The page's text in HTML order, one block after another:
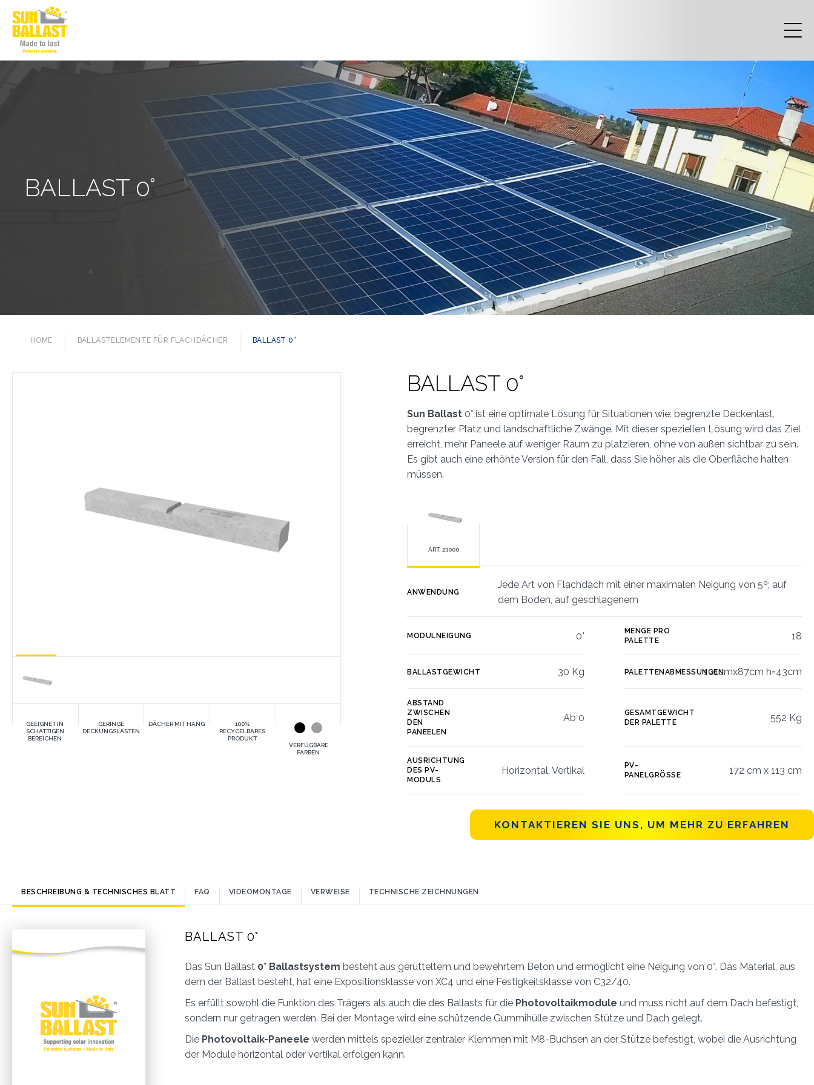
BALLAST 0°
HOME BALLASTELEMENTE FÜR FLACHDÄCHER BALLAST 0°
GEEIGNET IN
SCHATTIGEN
BEREICHEN
GERINGE
DECKUNGSLASTEN
DÄCHER MIT HANG
100%
RECYCELBARES
PRODUKT
VERFÜGBARE
FARBEN
BALLAST 0°
Sun Ballast 0° ist eine optimale Lösung für Situationen wie: begrenzte Deckenlast,
begrenzter Platz und landschaftliche Zwänge. Mit dieser speziellen Lösung wird das Ziel
erreicht, mehr Paneele auf weniger Raum zu platzieren, ohne von außen sichtbar zu sein.
Es gibt auch eine erhöhte Version für den Fall, dass Sie höher als die Oberfläche halten
müssen.
ART. 23000
ANWENDUNG
Jede Art von Flachdach mit einer maximalen Neigung von 5º; auf
dem Boden, auf geschlagenem
MODULNEIGUNG 0°
MENGE PRO
PALETTE
18
BALLASTGEWICHT 30 Kg PALETTENABMESSUNGEN101cmx87cm h=43cm
ABSTAND
ZWISCHEN
DEN
PANEELEN
Ab 0
GESAMTGEWICHT
DER PALETTE
552 Kg
AUSRICHTUNG
DES PV-
MODULS
Horizontal, Vertikal
PV-
PANELGRÖSSE
172 cm x 113 cm
KONTAKTIEREN SIE UNS, UM MEHR ZU ERFAHREN
BESCHREIBUNG & TECHNISCHES BLATT FAQ VIDEOMONTAGE VERWEISE TECHNISCHE ZEICHNUNGEN
BALLAST 0°
Das Sun Ballast 0° Ballastsystem besteht aus gerütteltem und bewehrtem Beton und ermöglicht eine Neigung von 0°. Das Material, aus
dem der Ballast besteht, hat eine Expositionsklasse von XC4 und eine Festigkeitsklasse von C32/40.
Es erfüllt sowohl die Funktion des Trägers als auch die des Ballasts für die Photovoltaikmodule und muss nicht auf dem Dach befestigt,
sondern nur getragen werden. Bei der Montage wird eine schützende Gummihülle zwischen Stütze und Dach gelegt.
Die Photovoltaik-Paneele werden mittels spezieller zentraler Klemmen mit M8-Buchsen an der Stütze befestigt, wobei die Ausrichtung
der Module horizontal oder vertikal erfolgen kann.
WIE GEHT'S?*
Ich habe dieDatenschutzbestimmungen gelesen und akzeptiere sie*